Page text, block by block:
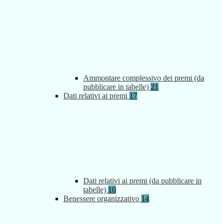
Ammontare complessivo dei premi (da
pubblicare in tabelle) 21
Dati relativi ai premi 17
Dati relativi ai premi (da pubblicare in
tabelle) 10
Benessere organizzativo 14